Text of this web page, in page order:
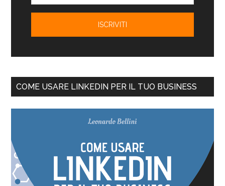
COME USARE LINKEDIN PER IL TUO BUSINESS